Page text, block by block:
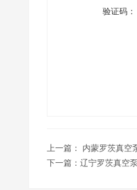
验证码：
上一篇： 内蒙罗茨真空
下一篇： 辽宁罗茨真空